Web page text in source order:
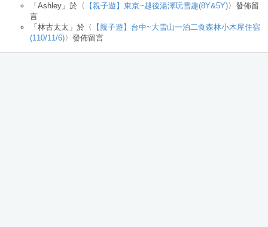
「 Ashley 」於〈 【親子遊】東京~越後湯澤玩雪趣(8Y&5Y)〉發佈留
言
「 林古太太 」於〈
【親子遊】台中~大雪山一泊二食森林小木屋住宿
(110/11/6)〉發佈留言